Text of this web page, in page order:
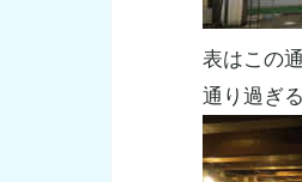
表はこの
通り過ぎ